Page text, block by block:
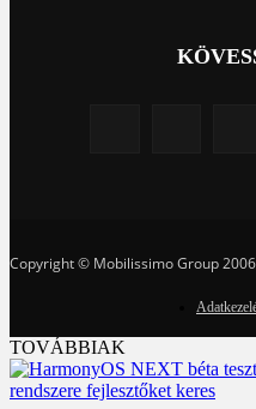
Copyright © Mobilissimo Group
TOVÁBBIAK